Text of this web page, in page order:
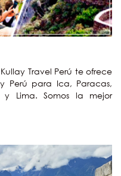
Travel Perú te ofrece
Perú para Ica, Paracas,
y Lima. Somos la mejor